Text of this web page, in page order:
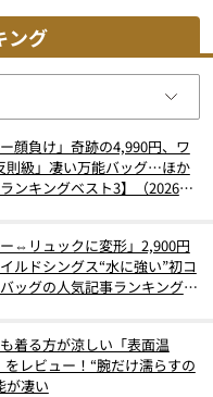
ング
顔負け」奇跡の4,990円、ワ
則級」凄い万能バッグ…ほか
ンキングベスト3】（2026年
⇔リュックに変形」2,900円
ルドシングス“水に強い”初コ
ッグの人気記事ランキングベ
着る方が涼しい「表面温
レビュー！“腕だけ濡らすの
が凄い